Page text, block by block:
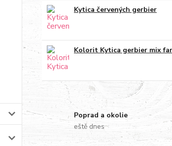
Kytica červených gerbier
Kolorit Kytica gerbier mix
Poprad a okolie
eště dnes